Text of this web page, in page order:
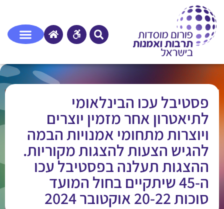
פסטיבל עכו הבינלאומי
לתיאטרון אחר מזמין יוצרים
ויוצרות מתחומי אמנויות הבמה
להגיש הצעות להצגות מקוריות.
ההצגות תעלנה בפסטיבל עכו
ה-45 שיתקיים בחול המועד
סוכות 20-22 אוקטובר 2024